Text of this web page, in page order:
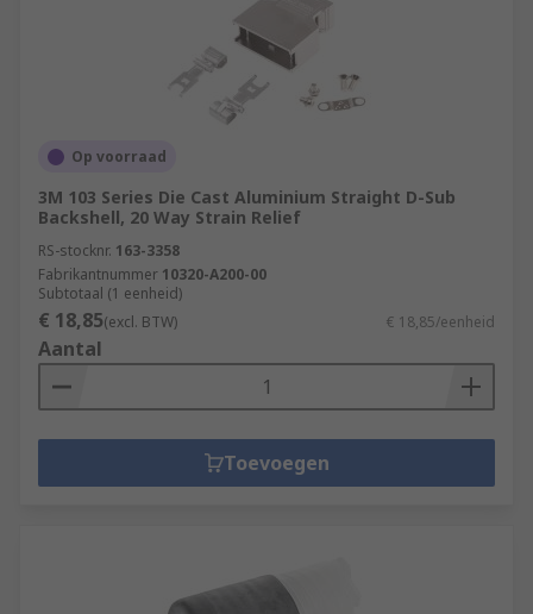
Op voorraad
3M 103 Series Die Cast Aluminium Straight D-Sub
Backshell, 20 Way Strain Relief
RS-stocknr. 163-3358
Fabrikantnummer 10320-A200-00
Subtotaal (1 eenheid)
€ 18,85(excl. BTW) € 18,85/eenheid
Aantal
Toevoegen